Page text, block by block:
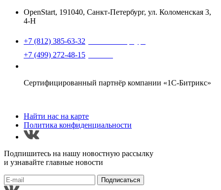
OpenStart, 191040, Санкт-Петербург, ул. Коломенская 3,
4-Н
+7 (812) 385-63-32
+7 (499) 272-48-15
Сертифицированный партнёр компании «1С-Битрикс»
Найти нас на карте
Политика конфиденциальности
Подпишитесь на нашу новостную рассылку
и узнавайте главные новости
Подписаться